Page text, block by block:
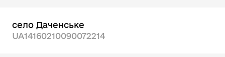
село Даченське
UA14160210090072214